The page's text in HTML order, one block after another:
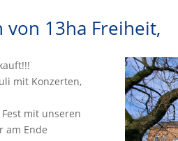
13ha Freiheit,
mit Konzerten,
mit unseren
am Ende